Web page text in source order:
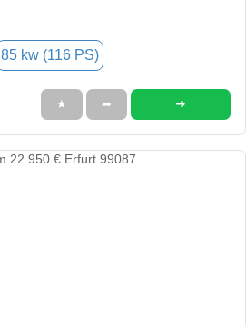
85 kw (116 PS)
★ ➦ ➜